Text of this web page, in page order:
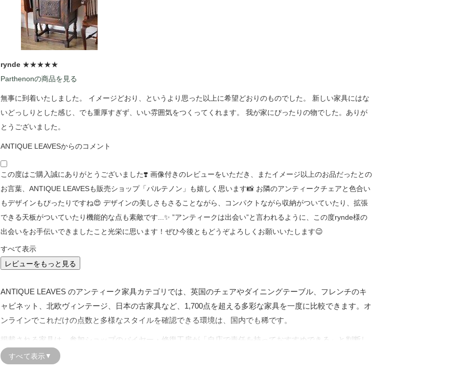
rynde ★★★★★
Parthenonの商品を見る
無事に到着いたしました。 イメージどおり、というより思った以上に希望どおりのものでした。 新しい家具にはな
いどっしりとした感じ、でも重厚すぎず、いい雰囲気をつくってくれます。 我が家にぴったりの物でした。ありが
とうございました。
ANTIQUE LEAVESからのコメント
この度はご購入誠にありがとうございました❣️ 画像付きのレビューをいただき、またイメージ以上のお品だったとの
お言葉、ANTIQUE LEAVESも販売ショップ「パルテノン」も嬉しく思います📸 お隣のアンティークチェアと色合い
もデザインもぴったりですね😍 デザインの美しさもさることながら、コンパクトながら収納がついていたり、拡張
できる天板がついていたり機能的な点も素敵です...✨ ”アンティークは出会い”と言われるように、この度rynde様の
出会いをお手伝いできましたこと光栄に思います！ぜひ今後ともどうぞよろしくお願いいたします😉
すべて表示
レビューをもっと見る
ANTIQUE LEAVES のアンティーク家具カテゴリでは、英国のチェアやダイニングテーブル、フレンチのキ
ャビネット、北欧ヴィンテージ、日本の古家具など、1,700点を超える多彩な家具を一度に比較できます。オ
ンラインでこれだけの点数と多様なスタイルを確認できる環境は、国内でも稀です。
掲載される家具は、参加ショップのバイヤー・修復工房が「自店で責任を持っておすすめできる」と判断し
た一点物のみ。構造の安定性、塗装やリペアの有無、引き出しや扉の状態、木部のコンディションなど、専
すべて表示 ▼